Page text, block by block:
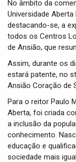
No âmbito da
Universidade
destacando-se, a
todos os Centros
de Ansião, que
Assim, durante os
estará patente, no
Ansião Coração de
Para o reitor Paulo
Aberta, foi criada
a inclusão da
conhecimento.
educação e
sociedade mais